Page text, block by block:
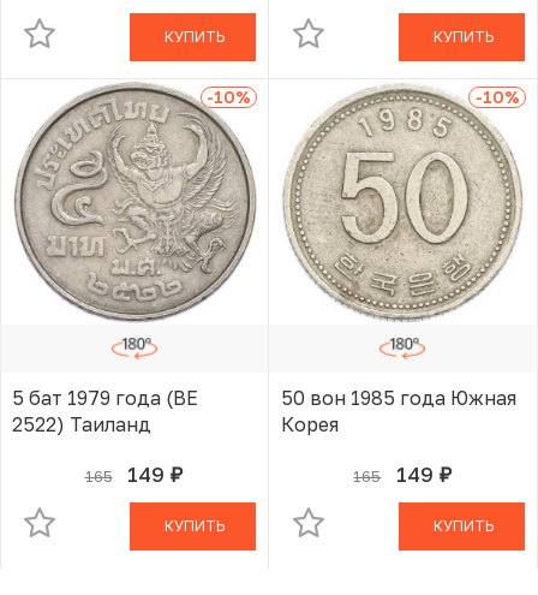
КУПИТЬ КУПИТЬ
-10%
5 бат 1979 года (BE
2522) Таиланд
165 149 руб.
В КОРЗИНЕ
КУПИТЬ
-10%
50 вон 1985 года Южная
Корея
165 149 руб.
В КОРЗИНЕ
КУПИТЬ